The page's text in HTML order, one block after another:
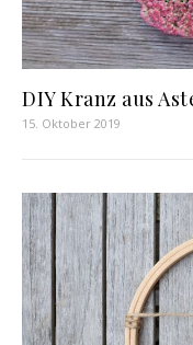
DIY Kranz aus
15. Oktober 2019